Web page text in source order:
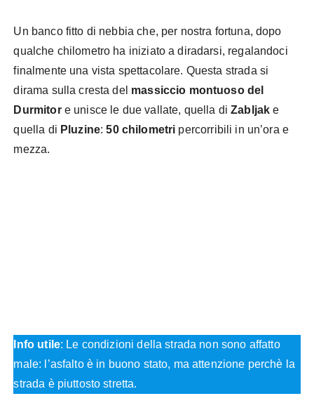
Un banco fitto di nebbia che, per nostra fortuna, dopo
qualche chilometro ha iniziato a diradarsi, regalandoci
finalmente una vista spettacolare. Questa strada si
dirama sulla cresta del massiccio montuoso del
Durmitore unisce le due vallate, quella diZabljak e
quella di Pluzine:50 chilometri percorribili in un’ora e
mezza.
Info utile: Le condizioni della strada non sono affatto
male: l’asfalto è in buono stato, ma attenzione perchè la
strada è piuttosto stretta.